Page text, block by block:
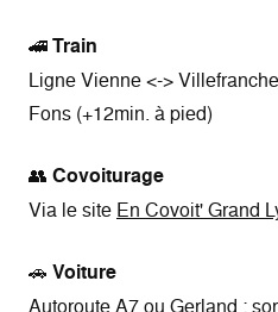
🚄Train
Ligne Vienne <->
Fons (+12min. à pied)
👥 Covoiturage
Via le site En Covoit' Grand
🚗 Voiture
Autoroute A7 ou Gerland :